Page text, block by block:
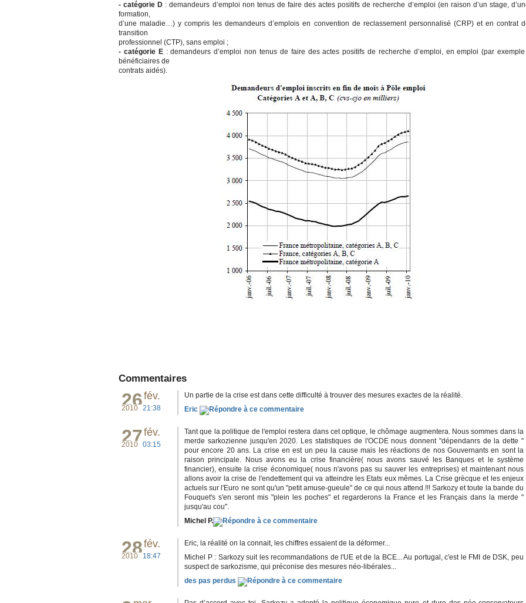
- catégorie D : demandeurs d’emploi non tenus de faire des actes positifs de recherche d’emploi (en raison d’un stage,
formation,
d’une maladie…) y compris les demandeurs d’emplois en convention de reclassement personnalisé (CRP) et en contrat
transition
professionnel (CTP), sans emploi ;
- catégorie E: demandeurs d’emploi non tenus de faire des actes positifs de recherche d’emploi, en emploi (par
bénéficiaires de
contrats aidés).
Commentaires
26fév.
2010 21:38
Un partie de la crise est dans cette difficulté à trouver des mesures exactes de la réalité.
Eric
27fév.
2010 03:15
Tant que la politique de l'emploi restera dans cet optique, le chômage augmentera. Nous sommes dans la
merde sarkozienne jusqu'en 2020. Les statistiques de l'OCDE nous donnent "dépendanrs de la dette "
pour encore 20 ans. La crise en est un peu la cause mais les réactions de nos Gouvernants en sont la
raison principale. Nous avons eu la crise financière( nous avons sauvé les Banques et le système
financier), ensuite la crise économique( nous n'avons pas su sauver les entreprises) et maintenant nous
allons avoir la crise de l'endettement qui va atteindre les Etats eux mêmes. La Crise grècque et les enjeux
actuels sur l'Euro ne sont qu'un "petit amuse-gueule" de ce qui nous attend.!!! Sarkozy et toute la bande du
Fouquet's s'en seront mis "plein les poches" et regarderons la France et les Français dans la merde "
jusqu'au cou".
Michel P.
28fév.
2010 18:47
Eric, la réalité on la connait, les chiffres essaient de la déformer...
Michel P : Sarkozy suit les recommandations de l'UE et de la BCE... Au portugal, c'est le FMI de DSK, peu
suspect de sarkozisme, qui préconise des mesures néo-libérales...
des pas perdus